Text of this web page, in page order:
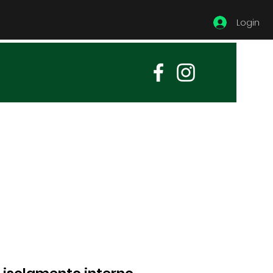
Login